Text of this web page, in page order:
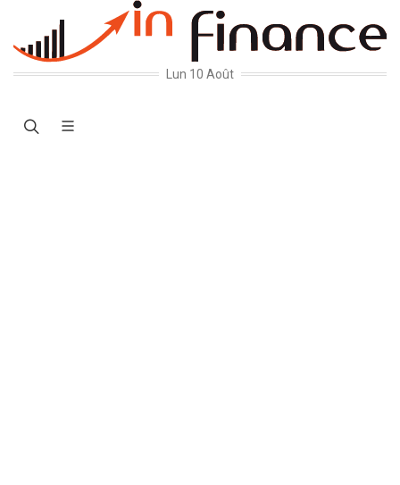
Lun 10 Août